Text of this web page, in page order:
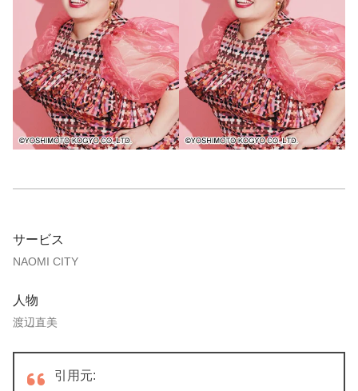
サービス
NAOMI CITY
人物
渡辺直美
引用元: